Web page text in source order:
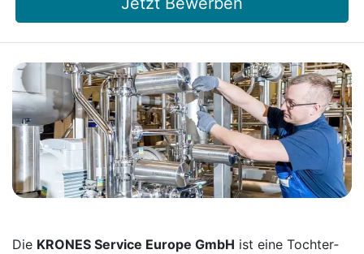
Die KRONES Service Europe GmbH ist eine Tochter­